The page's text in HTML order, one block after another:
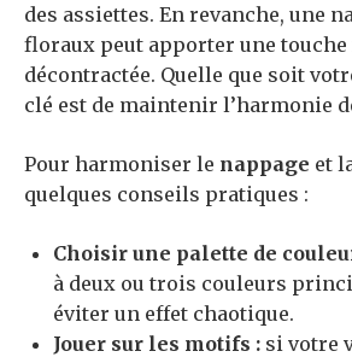
des assiettes. En revanche, une
floraux peut apporter une touche
décontractée. Quelle que soit
clé est de maintenir l’harmonie
Pour harmoniser le nappage et
quelques conseils pratiques :
Choisir une palette de
à deux ou trois couleurs
éviter un effet chaotique.
Jouer sur les motifs : si votre